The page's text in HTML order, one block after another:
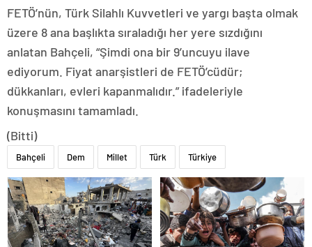
FETÖ’nün, Türk Silahlı Kuvvetleri ve yargı başta olmak
üzere 8 ana başlıkta sıraladığı her yere sızdığını
anlatan Bahçeli, “Şimdi ona bir 9’uncuyu ilave
ediyorum. Fiyat anarşistleri de FETÖ’cüdür;
dükkanları, evleri kapanmalıdır.” ifadeleriyle
konuşmasını tamamladı.
(Bitti)
Bahçeli Dem Millet Türk Türkiye